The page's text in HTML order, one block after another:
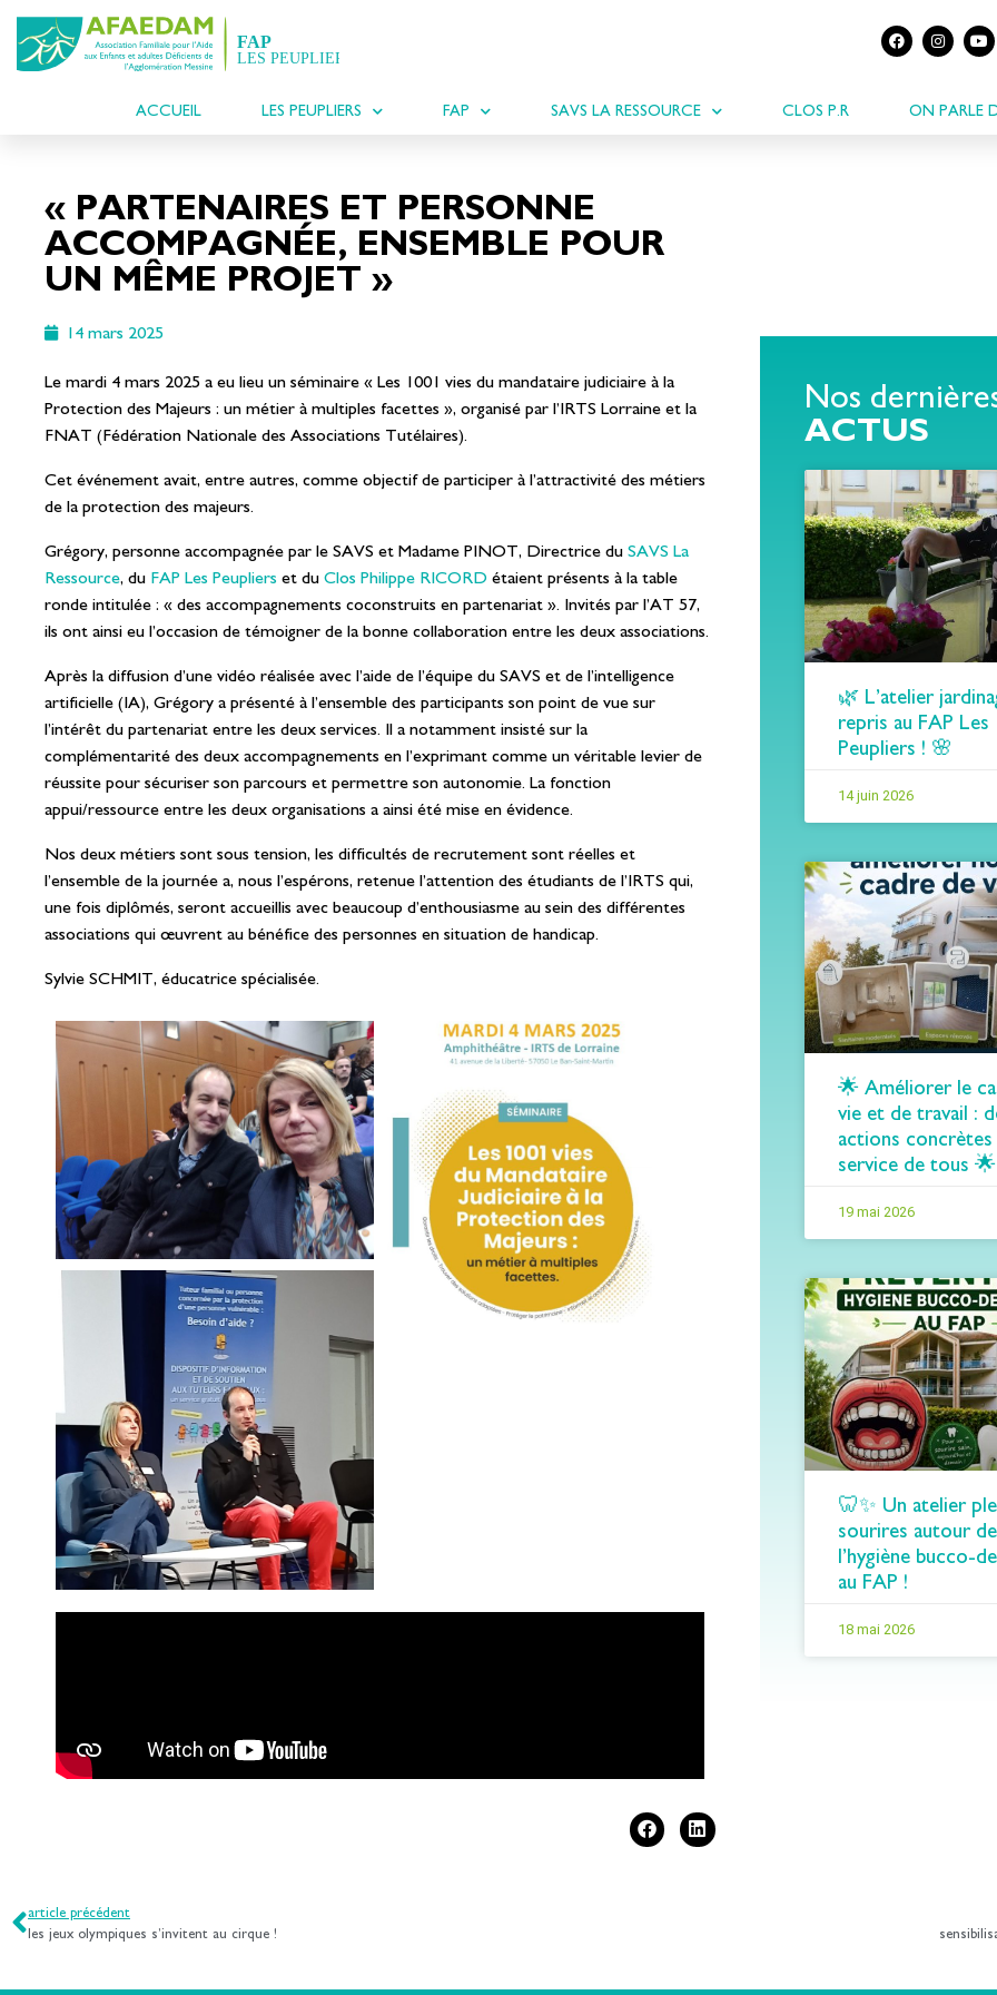
ACCUEIL LES PEUPLIERS FAP SAVS LA RESSOURCE CLOS P.R ON PARLE
« PARTENAIRES ET PERSONNE
ACCOMPAGNÉE, ENSEMBLE POUR
UN MÊME PROJET »
14 mars 2025
Le mardi 4 mars 2025 a eu lieu un séminaire « Les 1001 vies du mandataire judiciaire à la
Protection des Majeurs : un métier à multiples facettes », organisé par l’IRTS Lorraine et la
FNAT (Fédération Nationale des Associations Tutélaires).
Cet événement avait, entre autres, comme objectif de participer à l’attractivité des métiers
de la protection des majeurs.
Grégory, personne accompagnée par le SAVS et Madame PINOT, Directrice du SAVS La
Ressource, du FAP Les Peupliers et du Clos Philippe RICORD étaient présents à la table
ronde intitulée : « des accompagnements coconstruits en partenariat ». Invités par l’AT 57,
ils ont ainsi eu l’occasion de témoigner de la bonne collaboration entre les deux associations.
Après la diffusion d’une vidéo réalisée avec l’aide de l’équipe du SAVS et de l’intelligence
artificielle (IA), Grégory a présenté à l’ensemble des participants son point de vue sur
l’intérêt du partenariat entre les deux services. Il a notamment insisté sur la
complémentarité des deux accompagnements en l’exprimant comme un véritable levier de
réussite pour sécuriser son parcours et permettre son autonomie. La fonction
appui/ressource entre les deux organisations a ainsi été mise en évidence.
Nos deux métiers sont sous tension, les difficultés de recrutement sont réelles et
l’ensemble de la journée a, nous l’espérons, retenue l’attention des étudiants de l’IRTS qui,
une fois diplômés, seront accueillis avec beaucoup d’enthousiasme au sein des différentes
associations qui œuvrent au bénéfice des personnes en situation de handicap.
Sylvie SCHMIT, éducatrice spécialisée.
Nos
ACTUS
🌿 L’atelier
repris au FAP Les
Peupliers ! 🌸
14 juin 2026
🌟 Améliorer le
vie et de travail :
actions concrètes
service de tous 🌟
19 mai 2026
🦷✨ Un atelier
sourires autour de
l’hygiène bucco-
au FAP !
18 mai 2026
article précédent
les jeux olympiques s’invitent au cirque !